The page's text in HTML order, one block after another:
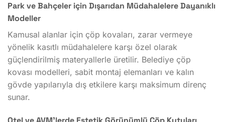
Park ve Bahçeler için Dışarıdan Müdahalelere Dayanıklı
Modeller
Kamusal alanlar için çöp kovaları, zarar vermeye
yönelik kasıtlı müdahalelere karşı özel olarak
güçlendirilmiş materyallerle üretilir. Belediye çöp
kovası modelleri, sabit montaj elemanları ve kalın
gövde yapılarıyla dış etkilere karşı maksimum direnç
sunar.